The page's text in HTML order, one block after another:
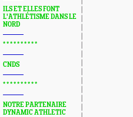
ILS ET ELLES FONT
L'ATHLÉTISME DANS LE
NORD
* * * * * * * * * *
CNDS
* * * * * * * * * *
NOTRE PARTENAIRE
DYNAMIC ATHLETIC